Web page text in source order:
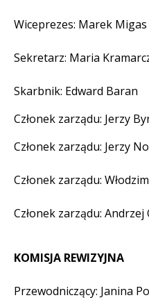
Wiceprezes: Marek Migas
Sekretarz: Maria
Skarbnik: Edward Baran
Członek zarządu: Jerzy
Członek zarządu: Jerzy
Członek zarządu:
Członek zarządu:
KOMISJA REWIZYJNA
Przewodniczący: Janina